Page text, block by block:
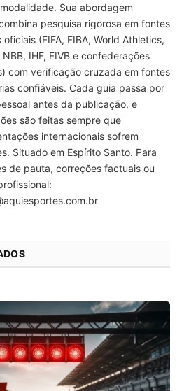
Sua abordagem
pesquisa rigorosa em fontes
oficiais (FIFA, FIBA, World Athletics,
NBB, IHF, FIVB e confederações
com verificação cruzada em fontes
confiáveis. Cada guia passa por
antes da publicação, e
são feitas sempre que
internacionais sofrem
Situado em Espírito Santo. Para
de pauta, correções factuais ou